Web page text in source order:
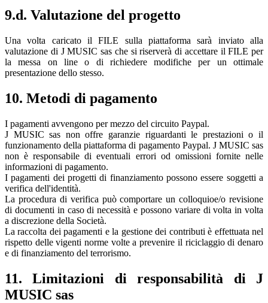
9.d. Valutazione del progetto
Una volta caricato il FILE sulla piattaforma sarà inviato alla
valutazione di J MUSIC sas che si riserverà di accettare il FILE per
la messa on line o di richiedere modifiche per un ottimale
presentazione dello stesso.
10. Metodi di pagamento
I pagamenti avvengono per mezzo del circuito Paypal.
J MUSIC sas non offre garanzie riguardanti le prestazioni o il
funzionamento della piattaforma di pagamento Paypal. J MUSIC sas
non è responsabile di eventuali errori od omissioni fornite nelle
informazioni di pagamento.
I pagamenti dei progetti di finanziamento possono essere soggetti a
verifica dell'identità.
La procedura di verifica può comportare un colloquioe/o revisione
di documenti in caso di necessità e possono variare di volta in volta
a discrezione della Società.
La raccolta dei pagamenti e la gestione dei contributi è effettuata nel
rispetto delle vigenti norme volte a prevenire il riciclaggio di denaro
e di finanziamento del terrorismo.
11. Limitazioni di responsabilità di J
MUSIC sas